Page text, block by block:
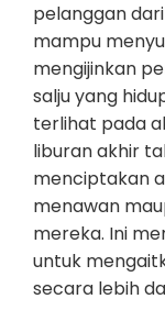
pelanggan
mampu
mengijinkan
salju yang
terlihat pada
liburan akhir
menciptakan
menawan
mereka. Ini
untuk
secara lebih